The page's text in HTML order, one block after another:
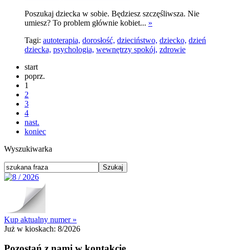
Poszukaj dziecka w sobie. Będziesz szczęśliwsza. Nie
umiesz? To problem głównie kobiet... »
Tagi: autoterapia, dorosłość, dzieciństwo, dziecko, dzień
dziecka, psychologia, wewnętrzy spokój, zdrowie
start
poprz.
1
2
3
4
nast.
koniec
Wyszukiwarka
Kup aktualny numer »
Już w kioskach: 8/2026